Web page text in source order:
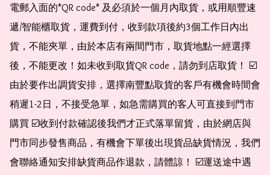
電郵入面的*QR code* 及必須於一個月內取貨，或用順豐速
遞/智能櫃取貨，運費到付，收到款項後約3個工作日內出
貨，不能夾單，由於本店有兩間門市，取貨地點一經選擇
後，不能更改！如未收到取貨QR code，請勿到店取貨！ ☑️
由於要作出調貨安排，選擇南豐點取貨的客戶有機會時間會
稍遲1-2日，不接受急單，如急需購買的客人可直接到門市
購買 ☑️收到付款確認後我們才正式落單留貨，由於網店與
門市同步發售商品，有機會下單後出現貨品缺貨情況，我們
會聯絡通知安排缺貨商品作退款，請體諒！ ☑️運送途中遇